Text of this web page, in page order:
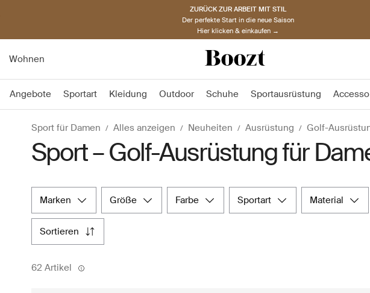
ZURÜCK ZUR ARBEIT MIT STIL
Der perfekte Start in die neue Saison
Hier klicken & einkaufen →
Wohnen
Angebote Sportart Kleidung Outdoor Schuhe Sportausrüstung
Sport für Damen Alles anzeigen Neuheiten Ausrüstung Golf-
Sport – Golf-Ausrüstung für
marken größe farbe sportart material
sortieren
62 Artikel